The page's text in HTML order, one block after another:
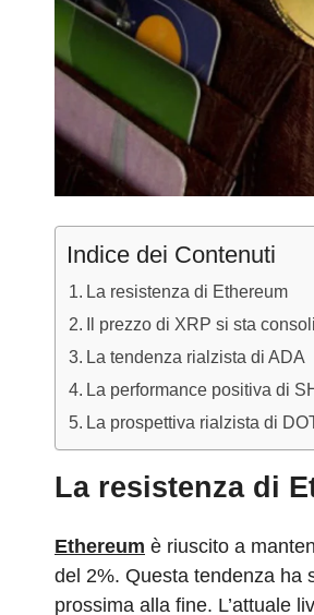
Indice dei Contenuti
La resistenza di Ethereum
Il prezzo di XRP si sta
La tendenza rialzista di ADA
La performance positiva di
La prospettiva rialzista di
La resistenza di
Ethereum è riuscito a
del 2%. Questa tendenza ha
prossima alla fine. L’attuale